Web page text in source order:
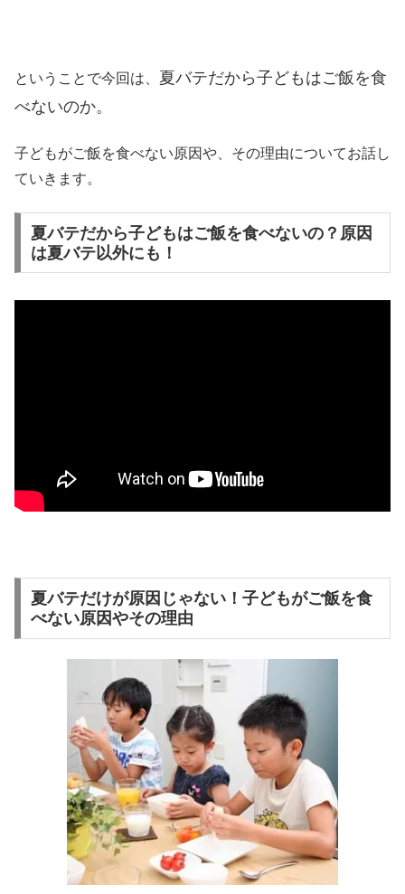
ということで今回は、 夏バテだから子どもはご飯を食
べないのか。
子どもがご飯を食べない原因や、その理由についてお話し
ていきます。
夏バテだから子どもはご飯を食べないの？原因
は夏バテ以外にも！
夏バテだけが原因じゃない！子どもがご飯を食
べない原因やその理由